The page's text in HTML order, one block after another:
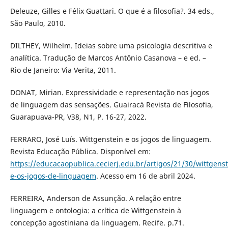
Deleuze, Gilles e Félix Guattari. O que é a filosofia?. 34 eds.,
São Paulo, 2010.
DILTHEY, Wilhelm. Ideias sobre uma psicologia descritiva e
analítica. Tradução de Marcos Antônio Casanova – e ed. –
Rio de Janeiro: Via Verita, 2011.
DONAT, Mirian. Expressividade e representação nos jogos
de linguagem das sensações. Guairacá Revista de Filosofia,
Guarapuava-PR, V38, N1, P. 16-27, 2022.
FERRARO, José Luís. Wittgenstein e os jogos de linguagem.
Revista Educação Pública. Disponível em:
https://educacaopublica.cecierj.edu.br/artigos/21/30/
e-os-jogos-de-linguagem. Acesso em 16 de abril 2024.
FERREIRA, Anderson de Assunção. A relação entre
linguagem e ontologia: a crítica de Wittgenstein à
concepção agostiniana da linguagem. Recife. p.71.